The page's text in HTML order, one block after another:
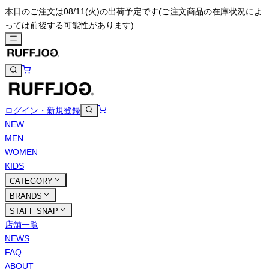
本日のご注文は08/11(火)の出荷予定です(ご注文商品の在庫状況によ
っては前後する可能性があります)
ログイン・新規登録
NEW
MEN
WOMEN
KIDS
CATEGORY
BRANDS
STAFF SNAP
店舗一覧
NEWS
FAQ
ABOUT